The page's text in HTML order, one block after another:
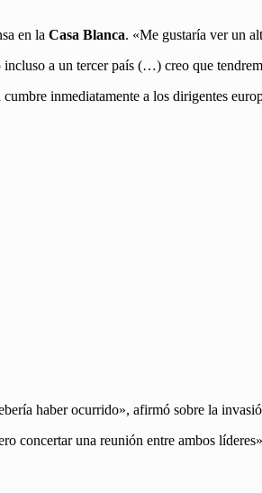
en la Casa Blanca. «Me gustaría ver un
a un tercer país (…) creo que
inmediatamente a los dirigentes
haber ocurrido», afirmó sobre la
concertar una reunión entre ambos